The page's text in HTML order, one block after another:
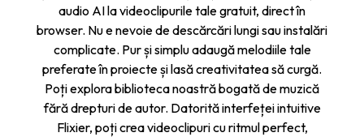
audio AI la videoclipurile tale gratuit, direct în
browser. Nu e nevoie de descărcări lungi sau instalări
complicate. Pur și simplu adaugă melodiile tale
preferate în proiecte și lasă creativitatea să curgă.
Poți explora biblioteca noastră bogată de muzică
fără drepturi de autor. Datorită interfeței intuitive
Flixier, poți crea videoclipuri cu ritmul perfect,